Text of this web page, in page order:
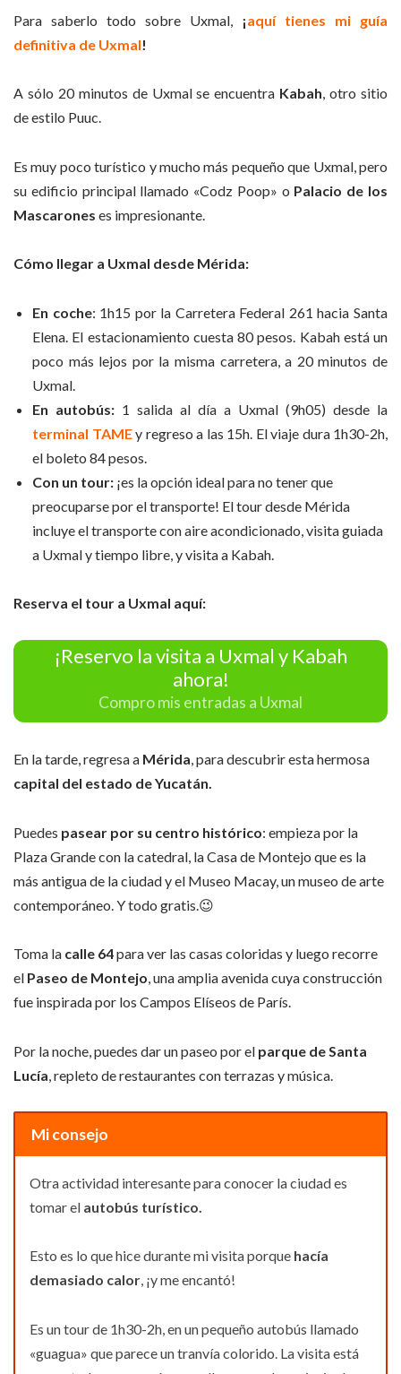
Para saberlo todo sobre Uxmal, ¡aquí tienes mi guía
definitiva de Uxmal!
A sólo 20 minutos de Uxmal se encuentra Kabah, otro sitio
de estilo Puuc.
Es muy poco turístico y mucho más pequeño que Uxmal, pero
su edificio principal llamado «Codz Poop» o Palacio de los
Mascarones es impresionante.
Cómo llegar a Uxmal desde Mérida:
En coche: 1h15 por la Carretera Federal 261 hacia Santa
Elena. El estacionamiento cuesta 80 pesos. Kabah está un
poco más lejos por la misma carretera, a 20 minutos de
Uxmal.
En autobús: 1 salida al día a Uxmal (9h05) desde la
terminal TAMEy regreso a las 15h. El viaje dura 1h30-2h,
el boleto 84 pesos.
Con un tour: ¡es la opción ideal para no tener que
preocuparse por el transporte! El tour desde Mérida
incluye el transporte con aire acondicionado, visita guiada
a Uxmal y tiempo libre, y visita a Kabah.
Reserva el tour a Uxmal aquí:
¡Reservo la visita a Uxmal y Kabah
ahora!
Compro mis entradas a Uxmal
En la tarde, regresa a Mérida, para descubrir esta hermosa
capital del estado de Yucatán.
Puedes pasear por su centro histórico: empieza por la
Plaza Grande con la catedral, la Casa de Montejo que es la
más antigua de la ciudad y el Museo Macay, un museo de arte
contemporáneo. Y todo gratis.😉
Toma la calle 64para ver las casas coloridas y luego recorre
el Paseo de Montejo, una amplia avenida cuya construcción
fue inspirada por los Campos Elíseos de París.
Por la noche, puedes dar un paseo por el parque de Santa
Lucía , repleto de restaurantes con terrazas y música.
Mi consejo
Otra actividad interesante para conocer la ciudad es
tomar el autobús turístico.
Esto es lo que hice durante mi visita porque hacía
demasiado calor, ¡y me encantó!
Es un tour de 1h30-2h, en un pequeño autobús llamado
«guagua» que parece un tranvía colorido. La visita está